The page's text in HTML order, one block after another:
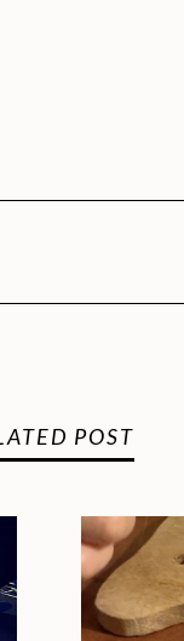
POST